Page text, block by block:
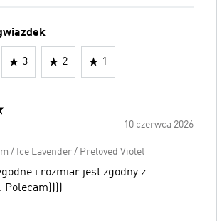
3 2 1
10 czerwca 2026
/ Ice Lavender / Preloved Violet
i rozmiar jest zgodny z